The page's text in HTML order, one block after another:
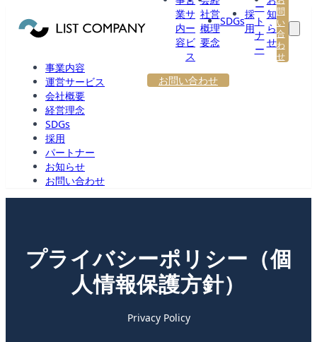
業
内
容
サ
ー
ビ
ス
社
概
要
営
理
念
SDGs
採
用
ー
ト
ナ
ー
知
ら
せ
お問い合わせ
問
い
合
わ
せ
事業内容
運営サービス
会社概要
経営理念
SDGs
採用
パートナー
お知らせ
お問い合わせ
プライバシーポリシー（個
人情報保護方針）
Privacy Policy